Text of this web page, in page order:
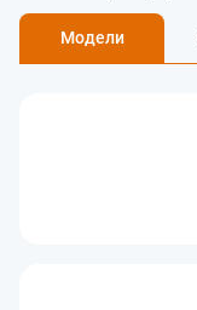
Модели